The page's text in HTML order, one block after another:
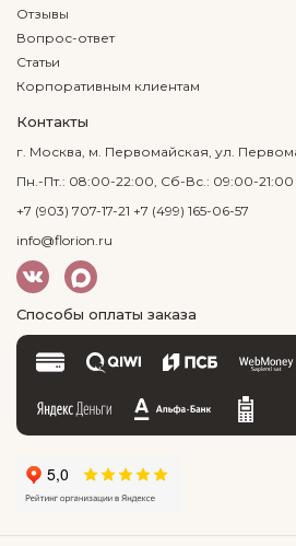
Отзывы
Вопрос-ответ
Статьи
Корпоративным клиентам
Контакты
г. Москва, м. Первомайская, ул.
Пн.-Пт.: 08:00-22:00, Сб-Вс.: 09:00-21:00
+7 (903) 707-17-21 +7 (499) 165-06-57
info@florion.ru
Способы оплаты заказа